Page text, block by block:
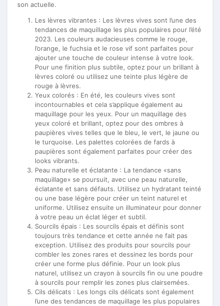
son actuelle.
Les lèvres vibrantes : Les lèvres vives sont l’une des
tendances de maquillage les plus populaires pour l’été
2023. Les couleurs audacieuses comme le rouge,
l’orange, le fuchsia et le rose vif sont parfaites pour
ajouter une touche de couleur intense à votre look.
Pour une finition plus subtile, optez pour un brillant à
lèvres coloré ou utilisez une teinte plus légère de
rouge à lèvres.
Yeux colorés : En été, les couleurs vives sont
incontournables et cela s’applique également au
maquillage pour les yeux. Pour un maquillage des
yeux coloré et brillant, optez pour des ombres à
paupières vives telles que le bleu, le vert, le jaune ou
le turquoise. Les palettes colorées de fards à
paupières sont également parfaites pour créer des
looks vibrants.
Peau naturelle et éclatante : La tendance «sans
maquillage» se poursuit, avec une peau naturelle,
éclatante et sans défauts. Utilisez un hydratant teinté
ou une base légère pour créer un teint naturel et
uniforme. Utilisez ensuite un illuminateur pour donner
à votre peau un éclat léger et subtil.
Sourcils épais : Les sourcils épais et définis sont
toujours très tendance et cette année ne fait pas
exception. Utilisez des produits pour sourcils pour
combler les zones rares et dessinez les bords pour
créer une forme plus définie. Pour un look plus
naturel, utilisez un crayon à sourcils fin ou une poudre
à sourcils pour remplir les zones plus clairsemées.
Cils délicats : Les longs cils délicats sont également
l’une des tendances de maquillage les plus populaires